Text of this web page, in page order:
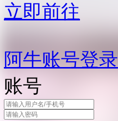
立即前往
阿牛账号登录
账号